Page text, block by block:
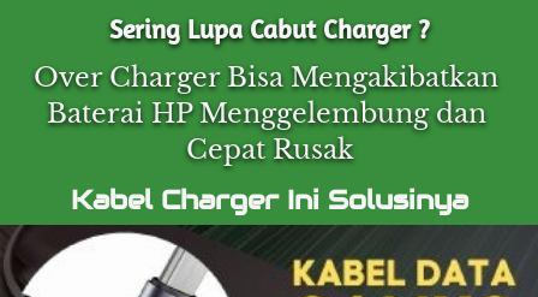
Sering Lupa Cabut Charger ?
Over Charger Bisa Mengakibatkan
Baterai HP Menggelembung dan
Cepat Rusak
Kabel Charger Ini Solusinya